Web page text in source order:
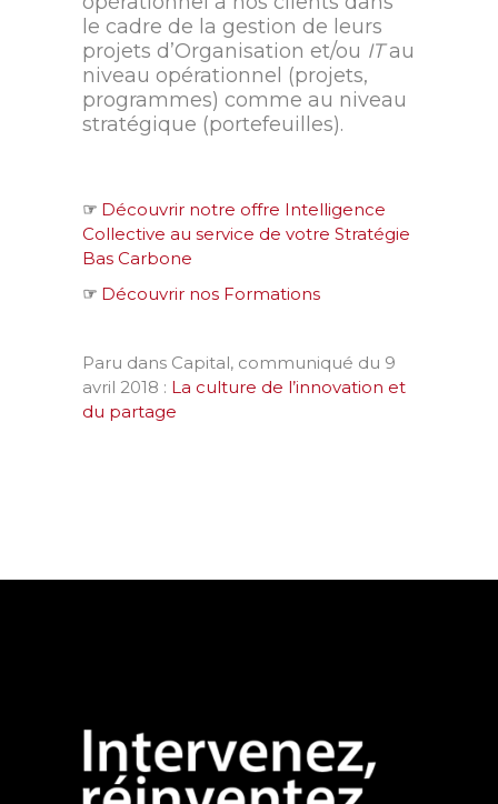
le cadre de la gestion de leurs
projets d’Organisation et/ou ITau
niveau opérationnel (projets,
programmes) comme au niveau
stratégique (portefeuilles).
☞ Découvrir notre offre Intelligence
Collective au service de votre Stratégie
Bas Carbone
☞ Découvrir nos Formations
Paru dans Capital, communiqué du 9
avril 2018 : La culture de l’innovation et
du partage